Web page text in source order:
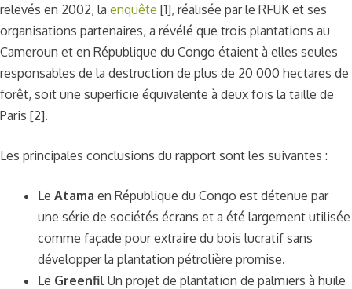
relevés en 2002, la enquête [1], réalisée par le RFUK et ses
organisations partenaires, a révélé que trois plantations au
Cameroun et en République du Congo étaient à elles seules
responsables de la destruction de plus de 20 000 hectares de
forêt, soit une superficie équivalente à deux fois la taille de
Paris [2].
Les principales conclusions du rapport sont les suivantes :
Le Atama en République du Congo est détenue par
une série de sociétés écrans et a été largement utilisée
comme façade pour extraire du bois lucratif sans
développer la plantation pétrolière promise.
Le Greenfil Un projet de plantation de palmiers à huile